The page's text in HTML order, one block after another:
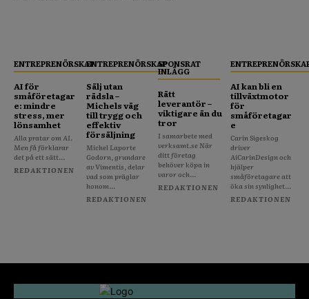
ENTREPRENÖRSKAP
AI för
småföretagar
e: mindre
stress, mer
lönsamhet
Alla pratar om AI.
Men få förklarar
det på ett sätt...
REDAKTIONEN
ENTREPRENÖRSKAP
Sälj utan
rädsla –
Michels väg
till trygg och
effektiv
försäljning
Michel Laporte
Godorn, grundare
av Vimentis, delar
vad som präglar
honom...
REDAKTIONEN
SPONSRAT
INLÄGG
Rätt
leverantör –
viktigare än du
tror
I samarbete med
verksamt.se När
ditt företag
behöver köpa in
varor och...
REDAKTIONEN
AI kan bli en
tillväxtmotor
för
småföretagar
e
Carin Sigeskog
driver
AiCarinDesign och
hjälper
småföretagare att
öka sin synlighet...
REDAKTIONEN